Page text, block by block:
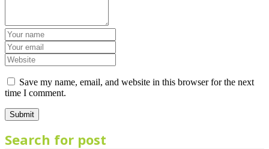
Save my name, email, and website in this browser for the next
time I comment.
Search for post